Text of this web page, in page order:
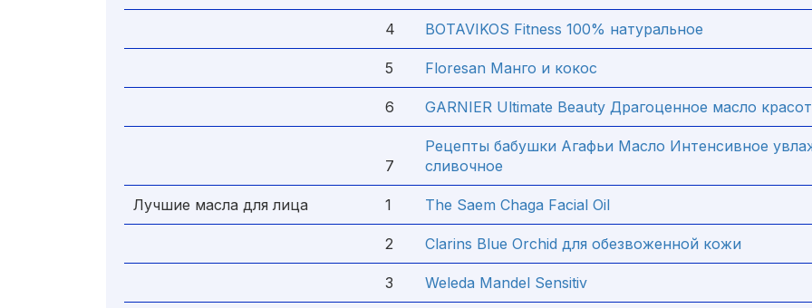
4 BOTAVIKOS Fitness 100% натуральное
5 Floresan Манго и кокос
6 GARNIER Ultimate Beauty Драгоценное масло
7
Рецепты бабушки Агафьи Масло Интенсивное
сливочное
Лучшие масла для лица 1 The Saem Chaga Facial Oil
2 Clarins Blue Orchid для обезвоженной кожи
3 Weleda Mandel Sensitiv